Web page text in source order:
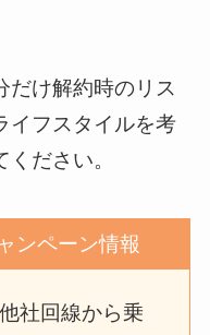
だけ解約時のリス
イフスタイルを考
ださい。
ンペーン情報
社回線から乗